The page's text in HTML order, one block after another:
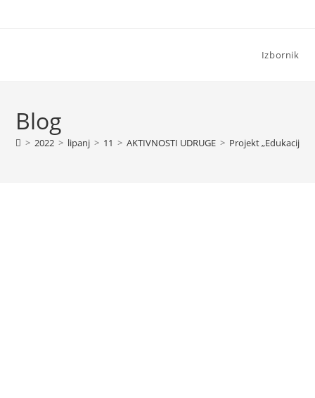
Izbornik
Blog
> 2022 > lipanj > 11 > AKTIVNOSTI UDRUGE > Projekt „Edukacija